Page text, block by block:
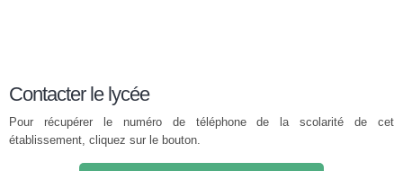
Contacter le lycée
Pour récupérer le numéro de téléphone de la scolarité de cet
établissement, cliquez sur le bouton.